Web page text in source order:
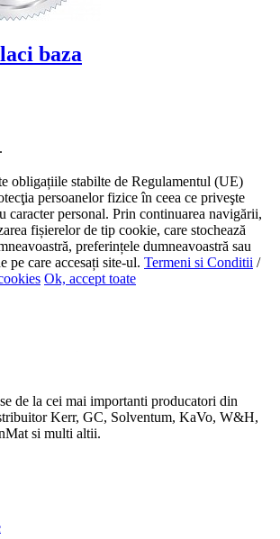
baza
obligațiile stabilte de Regulamentul (UE)
persoanelor fizice în ceea ce priveşte
caracter personal. Prin continuarea navigării,
fișierelor de tip cookie, care stochează
preferințele dumneavoastră sau
pe care accesați site-ul. Termeni si Conditii /
Ok, accept toate
de la cei mai importanti producatori din
Kerr, GC, Solventum, KaVo, W&H,
si multi altii.